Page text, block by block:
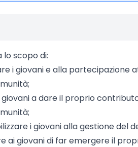
lo scopo di:
i giovani e alla partecipazione
a dare il proprio
i giovani alla gestione del
ai giovani di far emergere il